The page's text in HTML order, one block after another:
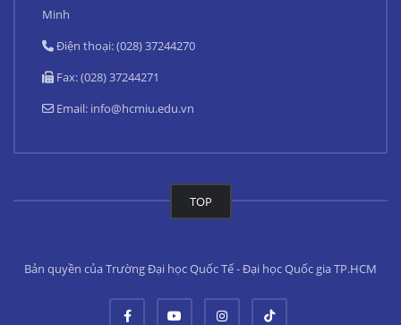
Minh
Điện thoại: (028) 37244270
Fax: (028) 37244271
Email: info@hcmiu.edu.vn
TOP
Bản quyền của Trường Đại học Quốc Tế - Đại học Quốc gia TP.HCM